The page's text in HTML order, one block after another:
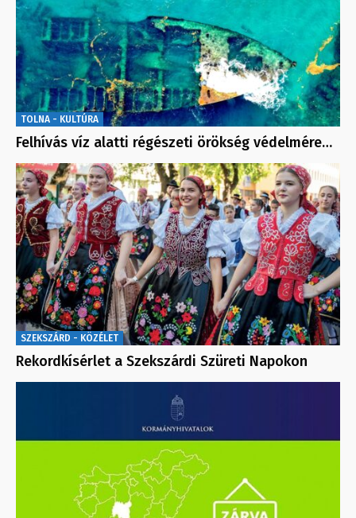
TOLNA - KULTÚRA
Felhívás víz alatti régészeti örökség védelmére…
SZEKSZÁRD - KÖZÉLET
Rekordkísérlet a Szekszárdi Szüreti Napokon